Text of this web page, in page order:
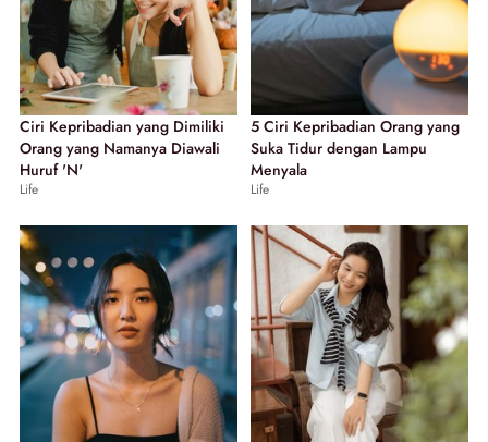
Ciri Kepribadian yang Dimiliki
Orang yang Namanya Diawali
Huruf 'N'
Life
5 Ciri Kepribadian Orang yang
Suka Tidur dengan Lampu
Menyala
Life